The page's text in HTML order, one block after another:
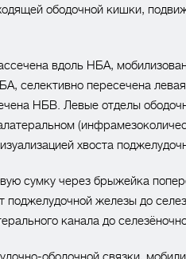
ободочной кишки,
вдоль НБА,
селективно пересечена
НБВ. Левые отделы
хвоста
сумку через брыжейка
железы до
канала до